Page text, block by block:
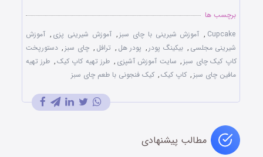
برچسب ها
Cupcake
, آموزش شیرینی با چای سبز , آموزش شیرینی پزی , آموزش
شیرینی مجلسی , بیکینگ پودر , پودر هل , ترافل , چای سبز , دستورپخت
کاپ کیک چای سبز , سایت آموزش آشپزی , طرز تهیه کاپ کیک, طرز تهیه
مافین چای سبز , کاپ کیک, کیک فنجونی با طعم چای سبز
مطالب پیشنهادی